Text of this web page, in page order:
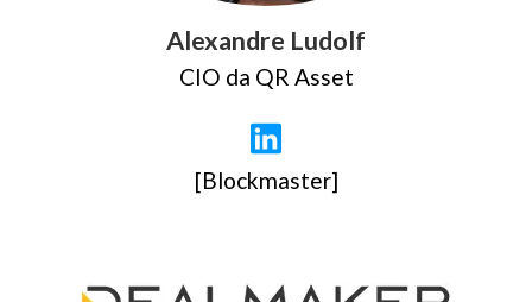
Alexandre Ludolf
CIO da QR Asset
[Blockmaster]